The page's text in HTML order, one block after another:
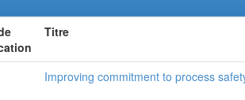
Titre
Improving commitment to process